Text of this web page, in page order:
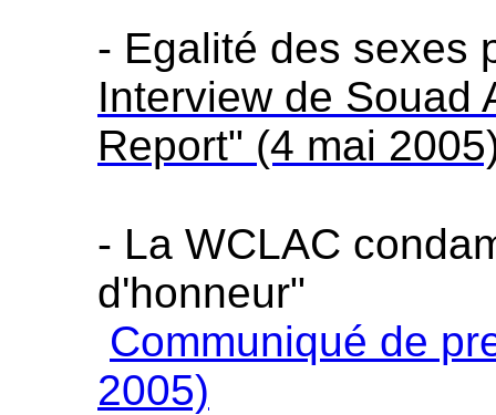
- Egalité des sexes
Interview de Souad
Report" (4 mai
- La WCLAC
d'honneur"
Communiqué de
2005)